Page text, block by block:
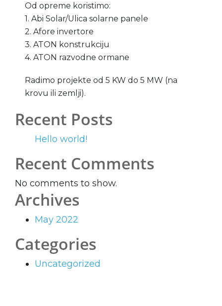
Od opreme koristimo:
1. Abi Solar/Ulica solarne panele
2. Afore invertore
3. ATON konstrukciju
4. ATON razvodne ormane
Radimo projekte od 5 KW do 5 MW (na
krovu ili zemlji).
Recent Posts
Hello world!
Recent Comments
No comments to show.
Archives
May 2022
Categories
Uncategorized